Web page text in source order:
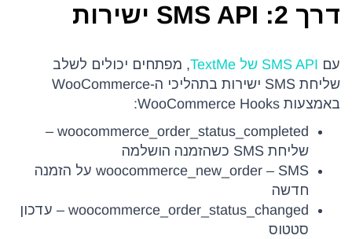
דרך 2: SMS API ישירות
עם SMS API של TextMe
, מפתחים יכולים לשלב
שליחת SMS ישירות בתהליכי ה-WooCommerce
באמצעות WooCommerce Hooks:
woocommerce_order_status_completed –
שליחת SMS כשהזמנה הושלמה
woocommerce_new_order – SMS על הזמנה
חדשה
woocommerce_order_status_changed – עדכון
סטטוס